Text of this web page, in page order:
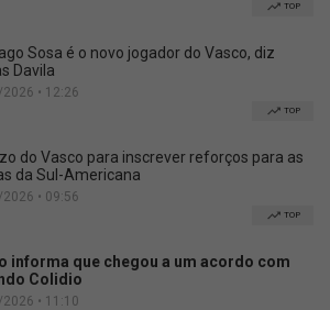
TOP
Sosa é o novo jogador do Vasco, diz
Davila
• 12:26
TOP
do Vasco para inscrever reforços para as
da Sul-Americana
• 09:56
TOP
informa que chegou a um acordo com
Colidio
• 11:10